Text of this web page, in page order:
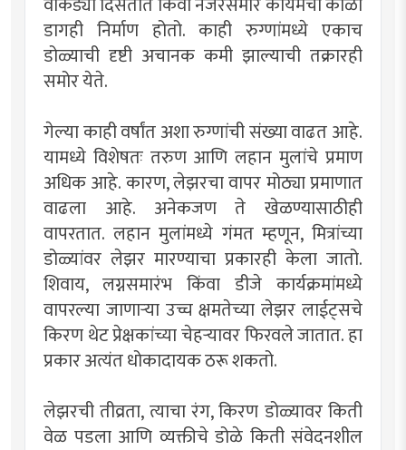
डागही निर्माण होतो. काही रुग्णांमध्ये एकाच
डोळ्याची दृष्टी अचानक कमी झाल्याची तक्रारही
समोर येते.
गेल्या काही वर्षांत अशा रुग्णांची संख्या वाढत आहे.
यामध्ये विशेषतः तरुण आणि लहान मुलांचे प्रमाण
अधिक आहे. कारण, लेझरचा वापर मोठ्या प्रमाणात
वाढला आहे. अनेकजण ते खेळण्यासाठीही
वापरतात. लहान मुलांमध्ये गंमत म्हणून, मित्रांच्या
डोळ्यांवर लेझर मारण्याचा प्रकारही केला जातो.
शिवाय, लग्नसमारंभ किंवा डीजे कार्यक्रमांमध्ये
वापरल्या जाणाऱ्या उच्च क्षमतेच्या लेझर लाईट्सचे
किरण थेट प्रेक्षकांच्या चेहऱ्यावर फिरवले जातात. हा
प्रकार अत्यंत धोकादायक ठरू शकतो.
लेझरची तीव्रता, त्याचा रंग, किरण डोळ्यावर किती
वेळ पडला आणि व्यक्तीचे डोळे किती संवेदनशील